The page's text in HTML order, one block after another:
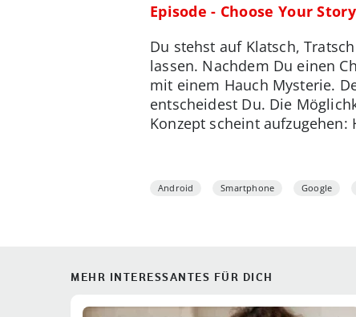
Episode - Choose Your Story
Du stehst auf Klatsch,
lassen. Nachdem Du einen
mit einem Hauch Mysterie.
entscheidest Du. Die
Konzept scheint
Android Smartphone Google
MEHR INTERESSANTES FÜR DICH